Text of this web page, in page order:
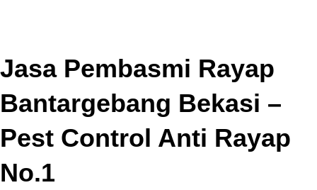
Jasa Pembasmi Rayap
Bantargebang Bekasi –
Pest Control Anti Rayap
No.1